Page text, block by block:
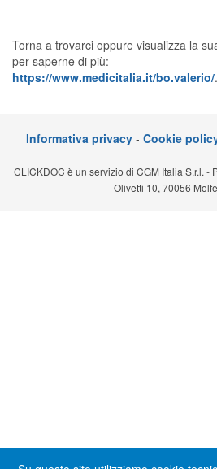
Prenotazioni online
Torna a trovarci oppure visualizza la
per saperne di più:
https://www.medicitalia.it/bo.valerio/.
Informativa privacy - Cookie
CLICKDOC è un servizio di CGM Italia S.r.l. -
Olivetti 10, 70056